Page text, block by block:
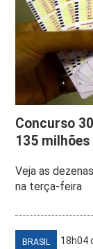
Concurso
135 milhões
Veja as
na terça-feira
BRASIL 18h04